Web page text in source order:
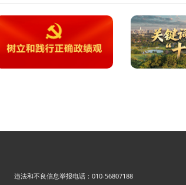
违法和不良信息举报电话：010-56807188